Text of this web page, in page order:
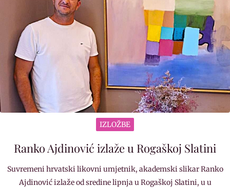
IZLOŽBE
Ranko Ajdinović izlaže u Rogaškoj Slatini
Suvremeni hrvatski likovni umjetnik, akademski slikar Ranko
Ajdinović izlaže od sredine lipnja u Rogaškoj Slatini, u u